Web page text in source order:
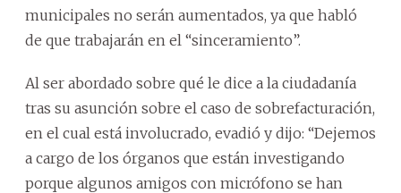
municipales no serán aumentados, ya que habló
de que trabajarán en el “sinceramiento”.
Al ser abordado sobre qué le dice a la ciudadanía
tras su asunción sobre el caso de sobrefacturación,
en el cual está involucrado, evadió y dijo: “Dejemos
a cargo de los órganos que están investigando
porque algunos amigos con micrófono se han